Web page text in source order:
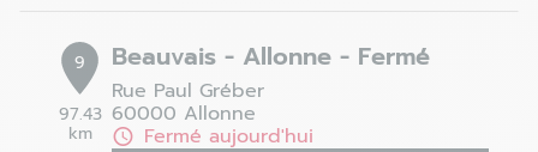
9
97.43
km
Beauvais - Allonne - Fermé
Rue Paul Gréber
60000 Allonne
Fermé aujourd'hui